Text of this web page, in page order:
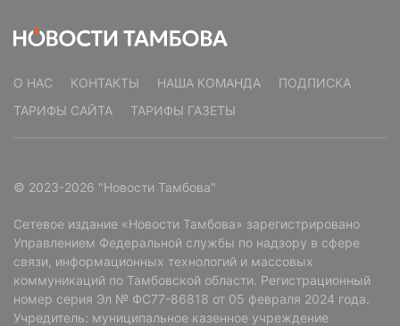
О НАС КОНТАКТЫ НАША КОМАНДА
ПОДПИСКА
ТАРИФЫ САЙТА
ТАРИФЫ ГАЗЕТЫ
© 2023-2026 "Новости Тамбова"
Сетевое издание «Новости Тамбова» зарегистрировано
Управлением Федеральной службы по надзору в сфере
связи, информационных технологий и массовых
коммуникаций по Тамбовской области. Регистрационный
номер серия Эл № ФС77-86818 от 05 февраля 2024 года.
Учредитель: муниципальное казенное учреждение